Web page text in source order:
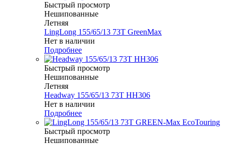
Быстрый просмотр
Нешипованные
Летняя
LingLong 155/65/13 73T GreenMax
Нет в наличии
Подробнее
Быстрый просмотр
Нешипованные
Летняя
Headway 155/65/13 73T HH306
Нет в наличии
Подробнее
Быстрый просмотр
Нешипованные